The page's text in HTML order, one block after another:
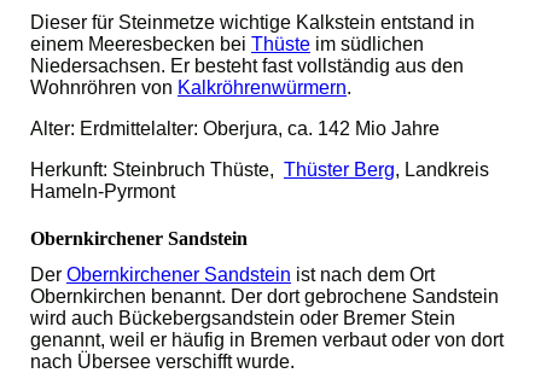
Dieser für Steinmetze wichtige Kalkstein entstand in
einem Meeresbecken bei Thüste im südlichen
Niedersachsen. Er besteht fast vollständig aus den
Wohnröhren von Kalkröhrenwürmern.
Alter: Erdmittelalter: Oberjura, ca. 142 Mio Jahre
Herkunft: Steinbruch Thüste, Thüster Berg, Landkreis
Hameln-Pyrmont
Obernkirchener Sandstein
Der Obernkirchener Sandstein ist nach dem Ort
Obernkirchen benannt. Der dort gebrochene Sandstein
wird auch Bückebergsandstein oder Bremer Stein
genannt, weil er häufig in Bremen verbaut oder von dort
nach Übersee verschifft wurde.